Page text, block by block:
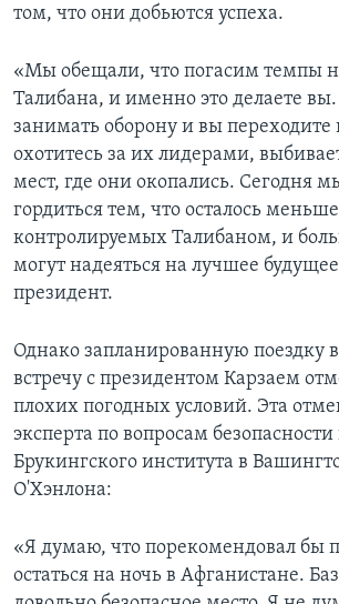
том, что они добьются успеха.
«Мы обещали, что погасим темпы
Талибана, и именно это делаете
занимать оборону и вы переходите
охотитесь за их лидерами,
мест, где они окопались. Сегодня
гордиться тем, что осталось
контролируемых Талибаном, и
могут надеяться на лучшее
президент.
Однако запланированную поездку
встречу с президентом Карзаем
плохих погодных условий. Эта
эксперта по вопросам безопасности
Брукингского института в
О'Хэнлона:
«Я думаю, что порекомендовал бы
остаться на ночь в Афганистане.